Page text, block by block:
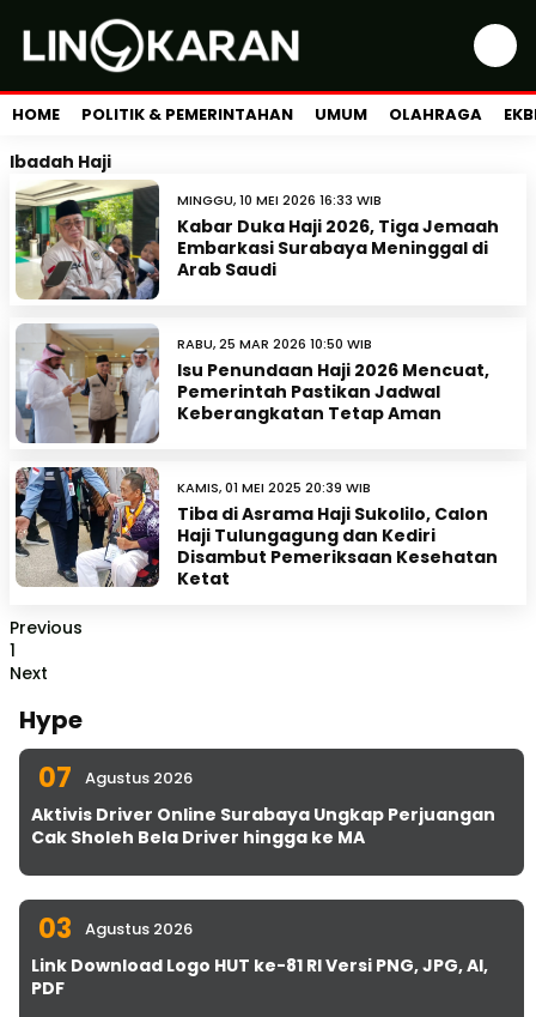
HOME POLITIK & PEMERINTAHAN UMUM OLAHRAGA
Ibadah Haji
MINGGU, 10 MEI 2026 16:33 WIB
Kabar Duka Haji 2026, Tiga Jemaah
Embarkasi Surabaya Meninggal di
Arab Saudi
RABU, 25 MAR 2026 10:50 WIB
Isu Penundaan Haji 2026 Mencuat,
Pemerintah Pastikan Jadwal
Keberangkatan Tetap Aman
KAMIS, 01 MEI 2025 20:39 WIB
Tiba di Asrama Haji Sukolilo, Calon
Haji Tulungagung dan Kediri
Disambut Pemeriksaan Kesehatan
Ketat
Previous
1
Next
Hype
07 Agustus 2026
Aktivis Driver Online Surabaya Ungkap Perjuangan
Cak Sholeh Bela Driver hingga ke MA
03 Agustus 2026
Link Download Logo HUT ke-81 RI Versi PNG, JPG, AI,
PDF